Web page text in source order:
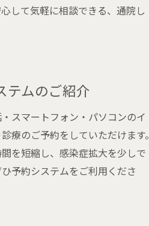
して気軽に相談できる、通院し
テムのご紹介
スマートフォン・パソコンのイ
療のご予約をしていただけます。
を短縮し、感染症拡大を少しで
予約システムをご利用くださ